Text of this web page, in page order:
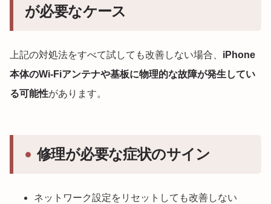
が必要なケース
上記の対処法をすべて試しても改善しない場合、 iPhone
本体のWi-Fiアンテナや基板に物理的な故障が発生してい
る可能性があります。
修理が必要な症状のサイン
ネットワーク設定をリセットしても改善しない